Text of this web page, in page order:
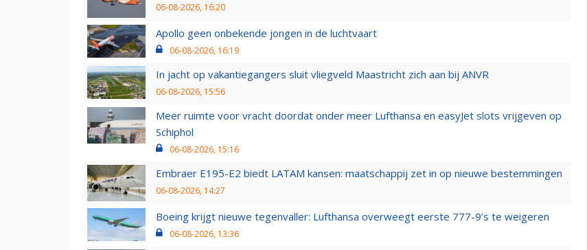
06-08-2026, 16:20
Apollo geen onbekende jongen in de luchtvaart
06-08-2026, 16:19
In jacht op vakantiegangers sluit vliegveld Maastricht zich aan bij ANVR
06-08-2026, 15:56
Meer ruimte voor vracht doordat onder meer Lufthansa en easyJet slots vrijgeven op
Schiphol
06-08-2026, 15:16
Embraer E195-E2 biedt LATAM kansen: maatschappij zet in op nieuwe bestemmingen
06-08-2026, 14:27
Boeing krijgt nieuwe tegenvaller: Lufthansa overweegt eerste 777-9’s te weigeren
06-08-2026, 13:36